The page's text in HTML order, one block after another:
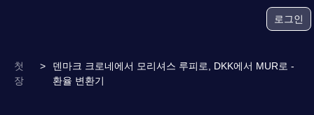
로그인
첫
장
>
덴마크 크로네에서 모리셔스 루피로, DKK에서 MUR로 -
환율 변환기